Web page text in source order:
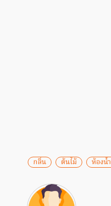
กลิ่น ต้นไม้ ห้องน้ำ